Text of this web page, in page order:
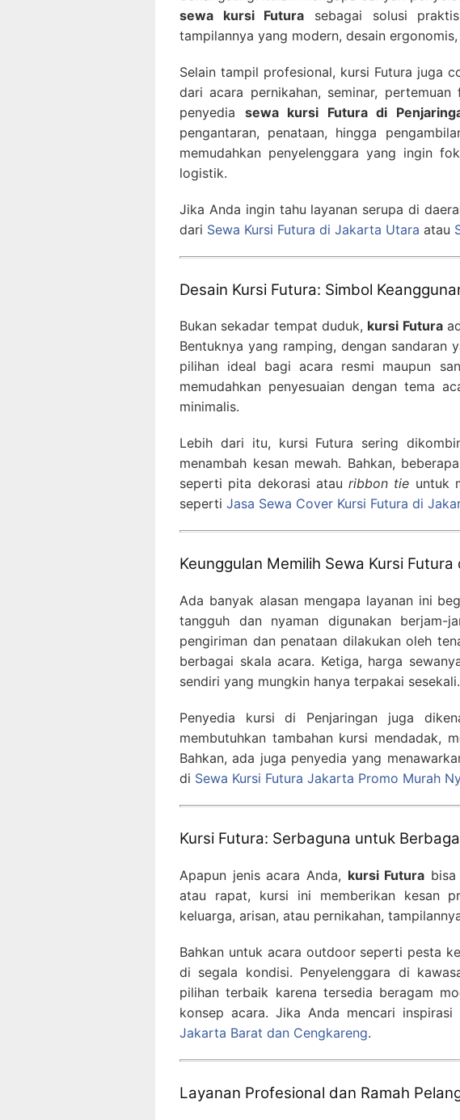
sewa kursi Futura sebagai solusi
tampilannya yang modern, desain
Selain tampil profesional, kursi Futura juga
dari acara pernikahan, seminar,
penyedia sewa kursi Futura di
pengantaran, penataan, hingga
memudahkan penyelenggara yang ingin
logistik.
Jika Anda ingin tahu layanan serupa di
dari Sewa Kursi Futura di Jakarta Utara atau
Desain Kursi Futura: Simbol
Bukan sekadar tempat duduk, kursi Futura
Bentuknya yang ramping, dengan sandaran
pilihan ideal bagi acara resmi maupun
memudahkan penyesuaian dengan tema
minimalis.
Lebih dari itu, kursi Futura sering
menambah kesan mewah. Bahkan,
seperti pita dekorasi atauribbon tie untuk
seperti Jasa Sewa Cover Kursi Futura di
Keunggulan Memilih Sewa Kursi Futura
Ada banyak alasan mengapa layanan ini
tangguh dan nyaman digunakan berjam-
pengiriman dan penataan dilakukan oleh
berbagai skala acara. Ketiga, harga
sendiri yang mungkin hanya terpakai sesekali.
Penyedia kursi di Penjaringan juga
membutuhkan tambahan kursi mendadak,
Bahkan, ada juga penyedia yang
di Sewa Kursi Futura Jakarta Promo Murah
Kursi Futura: Serbaguna untuk
Apapun jenis acara Anda, kursi Futura
atau rapat, kursi ini memberikan kesan
keluarga, arisan, atau pernikahan,
Bahkan untuk acara outdoor seperti pesta
di segala kondisi. Penyelenggara di
pilihan terbaik karena tersedia beragam
konsep acara. Jika Anda mencari inspirasi
Jakarta Barat dan Cengkareng.
Layanan Profesional dan Ramah